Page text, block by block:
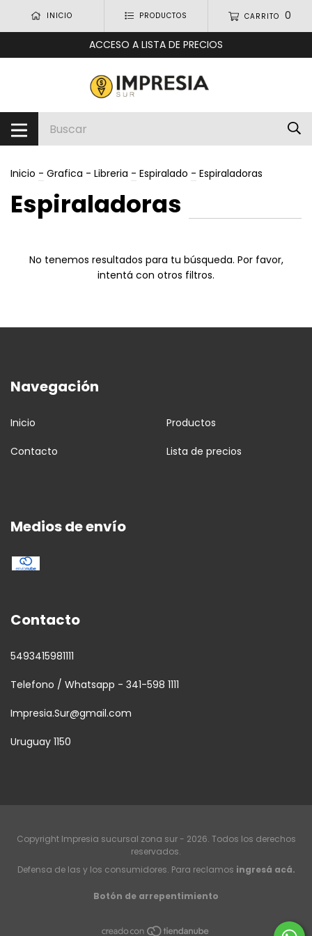
INICIO PRODUCTOS CARRITO 0
ACCESO A LISTA DE PRECIOS
Inicio - Grafica - Libreria - Espiralado - Espiraladoras
Espiraladoras
No tenemos resultados para tu búsqueda. Por favor,
intentá con otros filtros.
Navegación
Inicio Productos
Contacto Lista de precios
Medios de envío
Contacto
5493415981111
Telefono / Whatsapp - 341-598 1111
Impresia.Sur@gmail.com
Uruguay 1150
Copyright Impresia sucursal zona sur - 2026. Todos los derechos
reservados.
Defensa de las y los consumidores. Para reclamos ingresá acá.
Botón de arrepentimiento